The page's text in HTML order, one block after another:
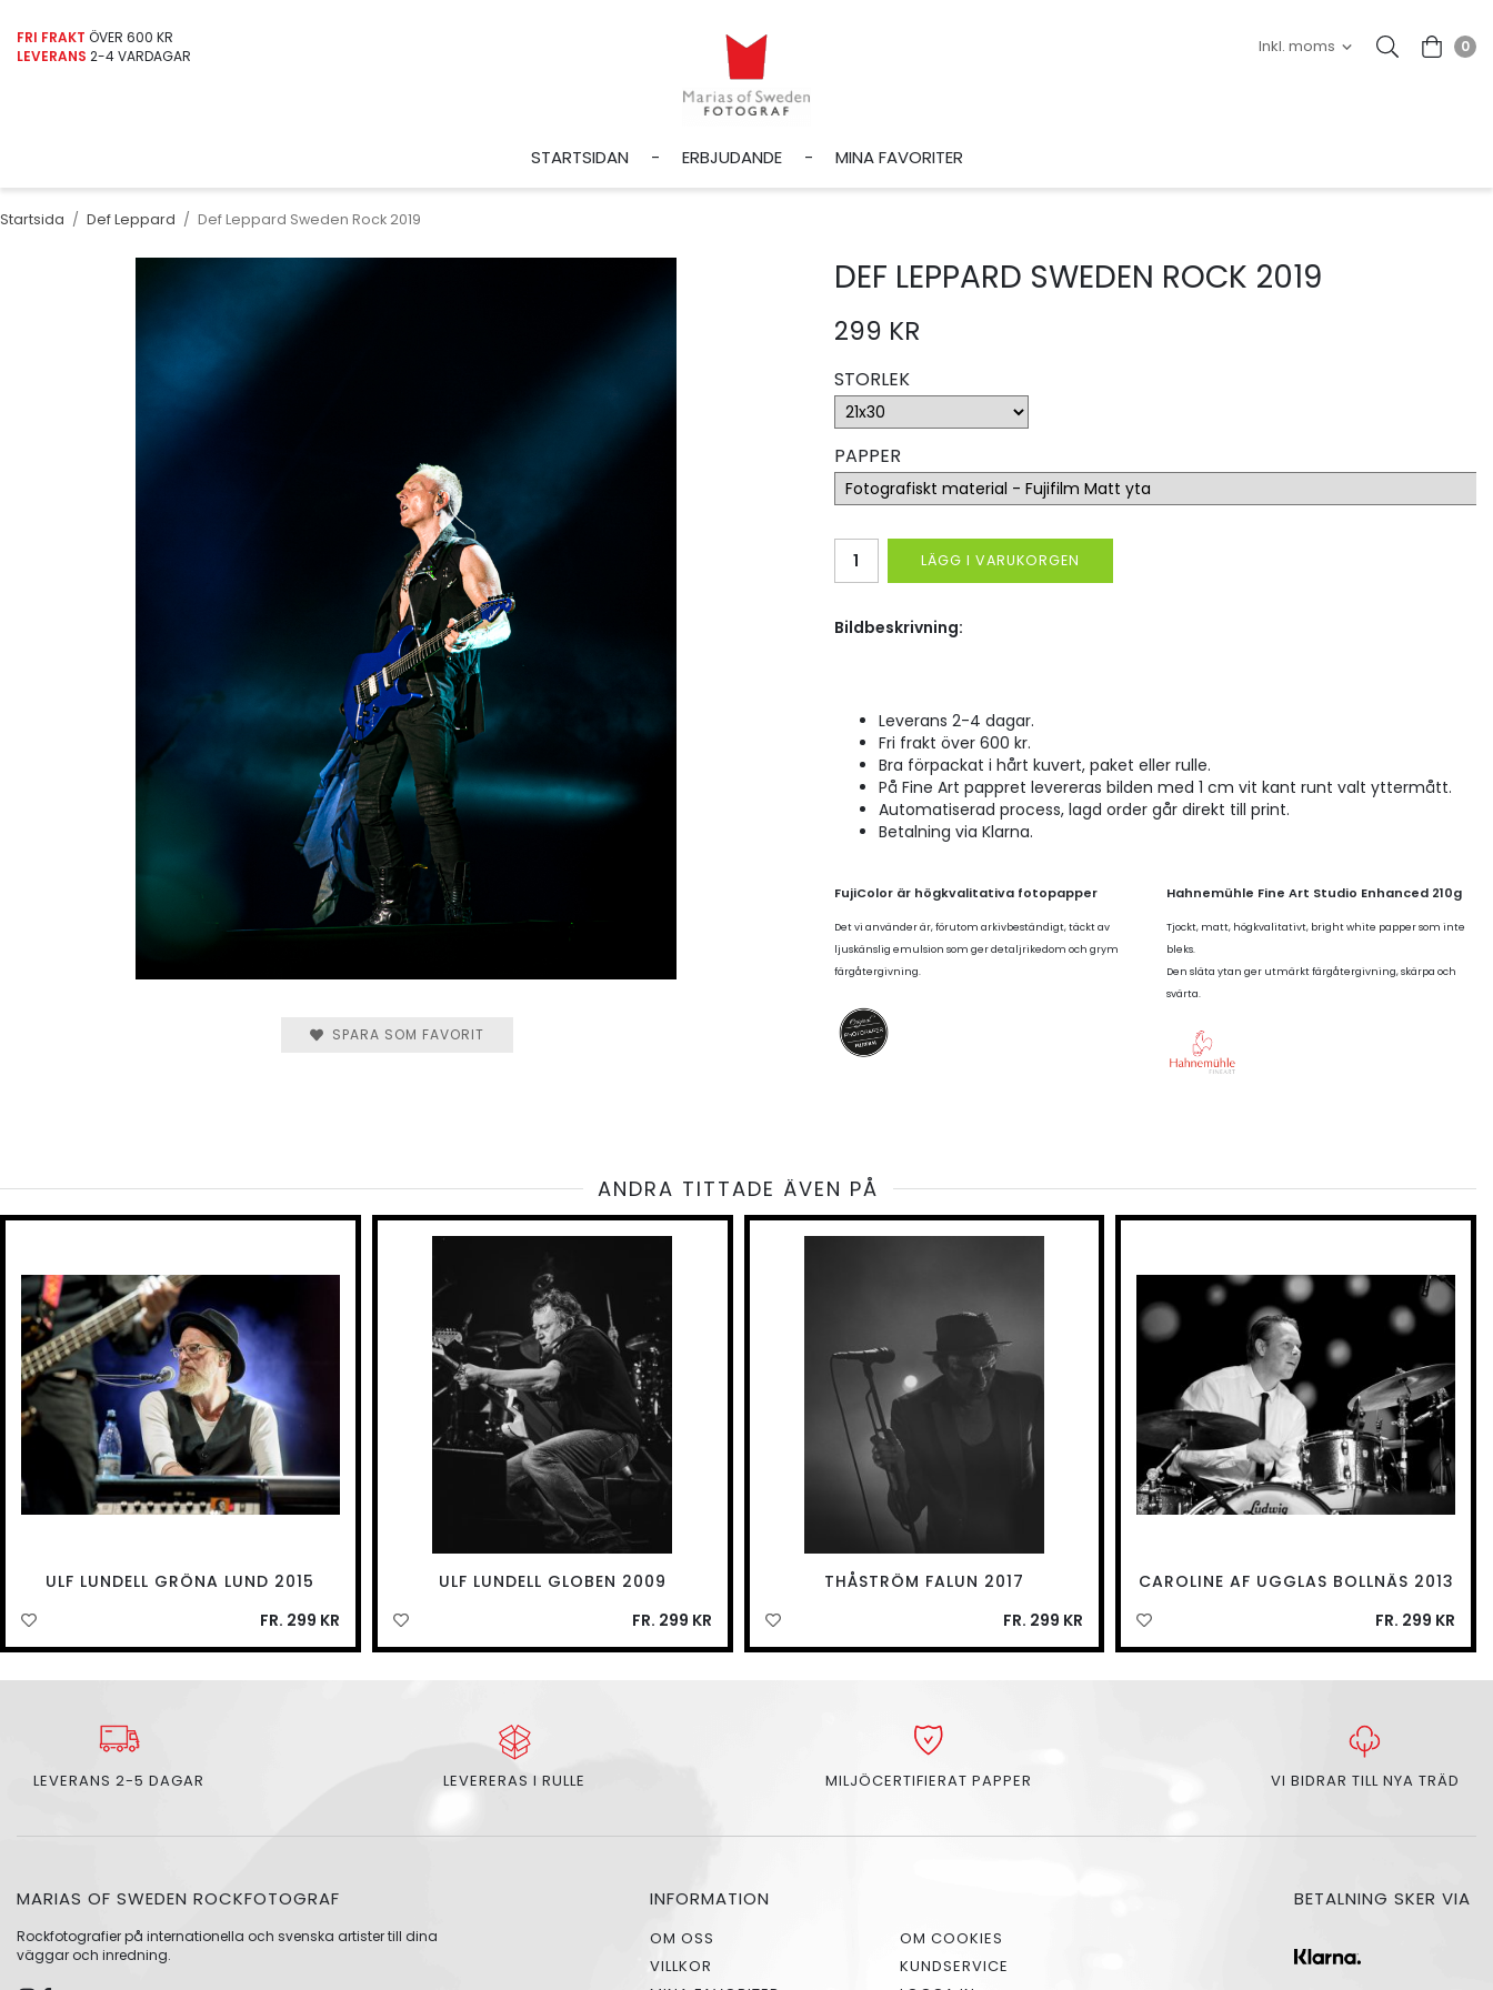
FRI FRAKT ÖVER 600 KR
LEVERANS 2-4 VARDAGAR
0
STARTSIDAN ERBJUDANDE MINA FAVORITER
Startsida / Def Leppard / Def Leppard Sweden Rock 2019
DEF LEPPARD SWEDEN ROCK 2019
299 KR
STORLEK
PAPPER
LÄGG I VARUKORGEN
Bildbeskrivning:
Leverans 2-4 dagar.
Fri frakt över 600 kr.
Bra förpackat i hårt kuvert, paket eller rulle.
På Fine Art pappret levereras bilden med 1 cm vit kant runt valt yttermått.
Automatiserad process, lagd order går direkt till print.
Betalning via Klarna.
FujiColor är högkvalitativa fotopapper
Det vi använder är, förutom arkivbeständigt, täckt av
ljuskänslig emulsion som ger detaljrikedom och grym
färgåtergivning.
Hahnemühle Fine Art Studio Enhanced 210g
Tjockt, matt, högkvalitativt, bright white papper som inte
bleks.
Den släta ytan ger utmärkt färgåtergivning, skärpa och
svärta.
SPARA SOM FAVORIT
ANDRA TITTADE ÄVEN PÅ
ULF LUNDELL GRÖNA LUND 2015
FR. 299 KR
ULF LUNDELL GLOBEN 2009
FR. 299 KR
THÅSTRÖM FALUN 2017
FR. 299 KR
CAROLINE AF UGGLAS BOLLNÄS 2013
FR. 299 KR
LEVERANS 2-5 DAGAR LEVERERAS I RULLE MILJÖCERTIFIERAT PAPPER VI BIDRAR TILL NYA TRÄD
MARIAS OF SWEDEN ROCKFOTOGRAF
Rockfotografier på internationella och svenska artister till dina
väggar och inredning.
INFORMATION
OM OSS
OM COOKIES
VILLKOR
KUNDSERVICE
BETALNING SKER VIA